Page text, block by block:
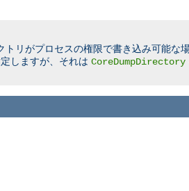
リがプロセスの権限で書き込み可能な
しますが、それは CoreDumpDirectory